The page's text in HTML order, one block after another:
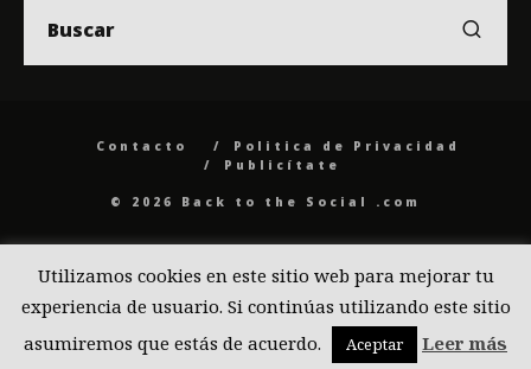
Contacto
Politica de Privacidad
Publicítate
© 2026 Back to the Social .com
Utilizamos cookies en este sitio web para mejorar tu
experiencia de usuario. Si continúas utilizando este sitio
asumiremos que estás de acuerdo.
Aceptar Leer más